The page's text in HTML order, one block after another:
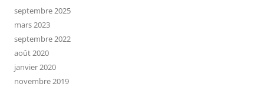
septembre 2025
mars 2023
septembre 2022
août 2020
janvier 2020
novembre 2019